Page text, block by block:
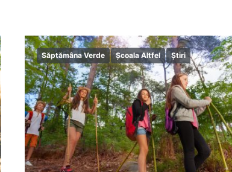
Săptămâna Verde Școala Altfel Știri